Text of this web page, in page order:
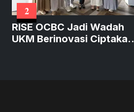
2
RISE OCBC Jadi Wadah
UKM Berinovasi Ciptakan